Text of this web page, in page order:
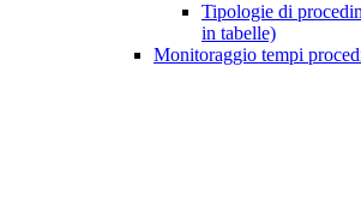
Tipologie di
in tabelle)
Monitoraggio tempi